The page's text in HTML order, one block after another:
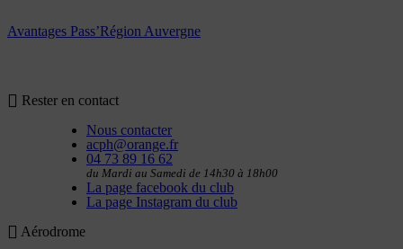
Avantages Pass’Région Auvergne
Rester en contact
Nous contacter
acph@orange.fr
04 73 89 16 62
du Mardi au Samedi de 14h30 à 18h00
La page facebook du club
La page Instagram du club
Aérodrome